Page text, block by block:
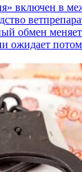
включен в
обмен
ожидает